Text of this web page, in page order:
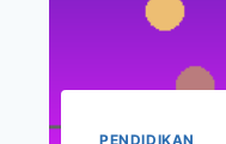
PENDIDIKAN